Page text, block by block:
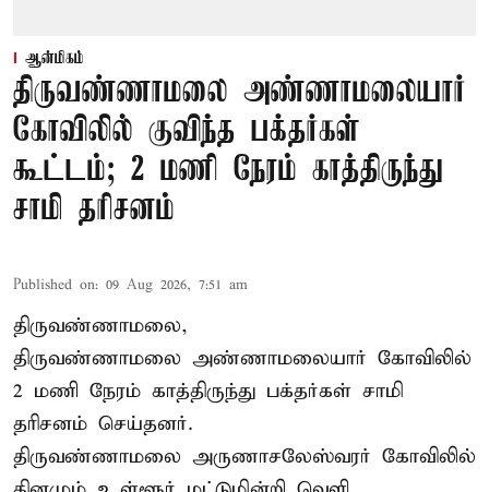
ஆன்மிகம்
திருவண்ணாமலை அண்ணாமலையார்
கோவிலில் குவிந்த பக்தர்கள்
கூட்டம்; 2 மணி நேரம் காத்திருந்து
சாமி தரிசனம்
Published on: 09 Aug 2026, 7:51 am
திருவண்ணாமலை,
திருவண்ணாமலை அண்ணாமலையார் கோவிலில்
2 மணி நேரம் காத்திருந்து பக்தர்கள் சாமி
தரிசனம் செய்தனர்.
திருவண்ணாமலை அருணாசலேஸ்வரர் கோவிலில்